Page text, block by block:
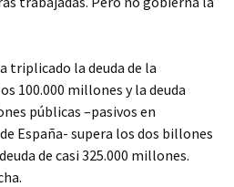
triplicado la deuda de la
100.000 millones y la deuda
públicas –pasivos en
España- supera los dos billones
de casi 325.000 millones.